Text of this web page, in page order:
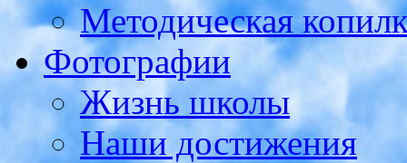
Методическая
Фотографии
Жизнь школы
Наши достижения